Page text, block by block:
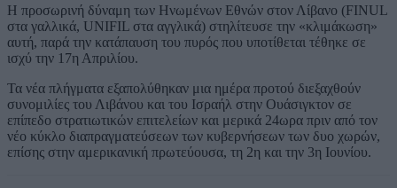
Η προσωρινή δύναμη των Ηνωμένων Εθνών στον Λίβανο (FINUL
στα γαλλικά, UNIFIL στα αγγλικά) στηλίτευσε την «κλιμάκωση»
αυτή, παρά την κατάπαυση του πυρός που υποτίθεται τέθηκε σε
ισχύ την 17η Απριλίου.
Τα νέα πλήγματα εξαπολύθηκαν μια ημέρα προτού διεξαχθούν
συνομιλίες του Λιβάνου και του Ισραήλ στην Ουάσιγκτον σε
επίπεδο στρατιωτικών επιτελείων και μερικά 24ωρα πριν από τον
νέο κύκλο διαπραγματεύσεων των κυβερνήσεων των δυο χωρών,
επίσης στην αμερικανική πρωτεύουσα, τη 2η και την 3η Ιουνίου.